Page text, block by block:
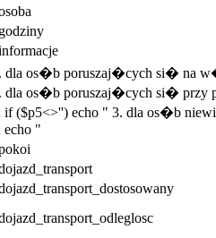
dla os�b poruszaj�cych si� na
dla os�b poruszaj�cych si� przy
if ($p5<>'') echo " 3. dla os�b
echo "